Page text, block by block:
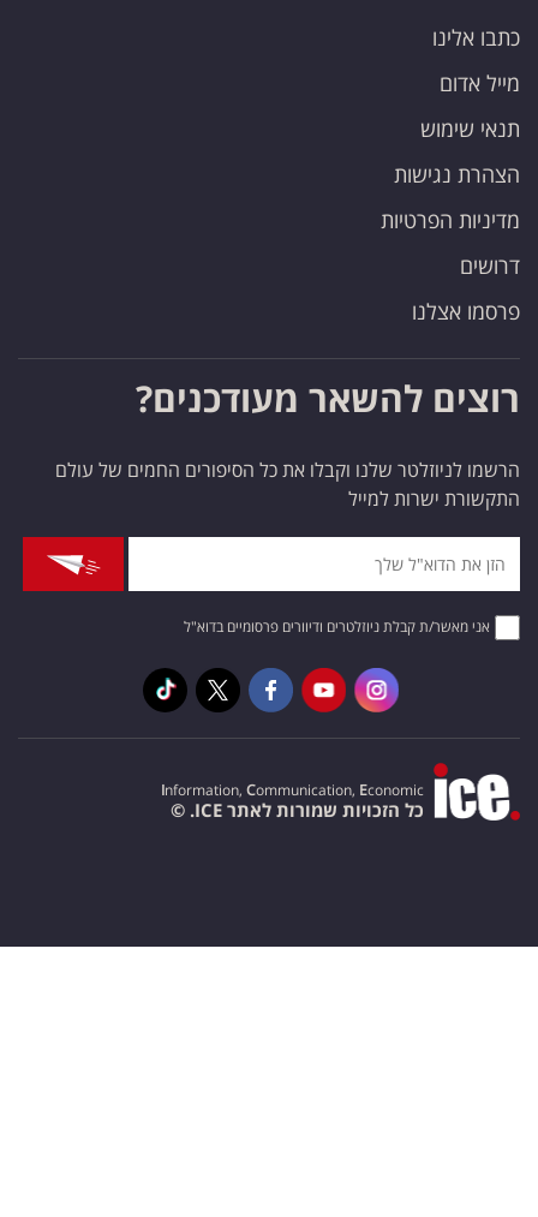
כתבו אלינו
מייל אדום
תנאי שימוש
הצהרת נגישות
מדיניות הפרטיות
דרושים
פרסמו אצלנו
רוצים להשאר מעודכנים?
הרשמו לניוזלטר שלנו וקבלו את כל הסיפורים החמים של עולם
התקשורת ישרות למייל
אני מאשר/ת קבלת ניוזלטרים ודיוורים פרסומיים בדוא"ל
Information, Communication, Economic
כל הזכויות שמורות לאתר ICE. ©